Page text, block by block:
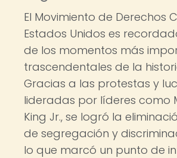
El Movimiento de Derechos
Estados Unidos es
de los momentos más
trascendentales de la
Gracias a las protestas y
lideradas por líderes como
King Jr., se logró la
de segregación y
lo que marcó un punto de